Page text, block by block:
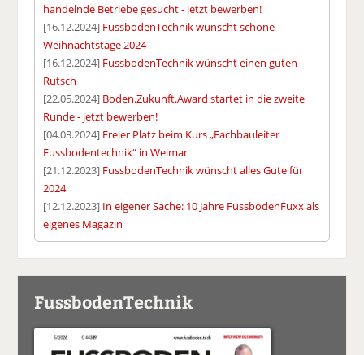
handelnde Betriebe gesucht - jetzt bewerben!
[16.12.2024] FussbodenTechnik wünscht schöne
Weihnachtstage 2024
[16.12.2024] FussbodenTechnik wünscht einen guten
Rutsch
[22.05.2024] Boden.Zukunft.Award startet in die zweite
Runde - jetzt bewerben!
[04.03.2024] Freier Platz beim Kurs „Fachbauleiter
Fussbodentechnik“ in Weimar
[21.12.2023] FussbodenTechnik wünscht alles Gute für
2024
[12.12.2023] In eigener Sache: 10 Jahre FussbodenFuxx als
eigenes Magazin
FussbodenTechnik